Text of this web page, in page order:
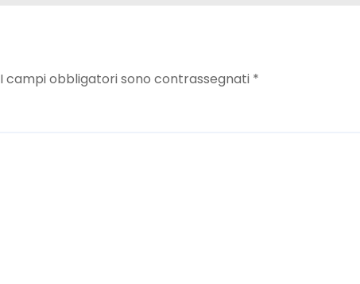
I campi obbligatori sono contrassegnati *